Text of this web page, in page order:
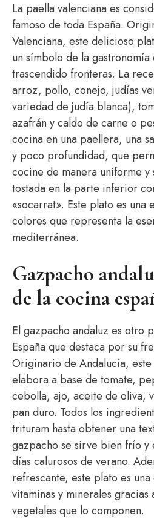
La paella valenciana es
famoso de toda España.
Valenciana, este delicioso
un símbolo de la gastronomía
trascendido fronteras. La
arroz, pollo, conejo, judías
variedad de judía blanca),
azafrán y caldo de carne o
cocina en una paellera, una
y poco profundidad, que
cocine de manera uniforme y
tostada en la parte inferior
«socarrat». Este plato es una
colores que representa la
mediterránea.
Gazpacho
de la cocina
El gazpacho andaluz es otro
España que destaca por su
Originario de Andalucía,
elabora a base de tomate,
cebolla, ajo, aceite de oliva,
pan duro. Todos los
trituram hasta obtener una
gazpacho se sirve bien frío y
días calurosos de verano.
refrescante, este plato es
vitaminas y minerales gracias
vegetales que lo componen.